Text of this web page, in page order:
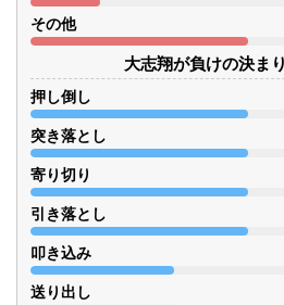
その他
大志翔が負けの決ま
押し倒し
突き落とし
寄り切り
引き落とし
叩き込み
送り出し